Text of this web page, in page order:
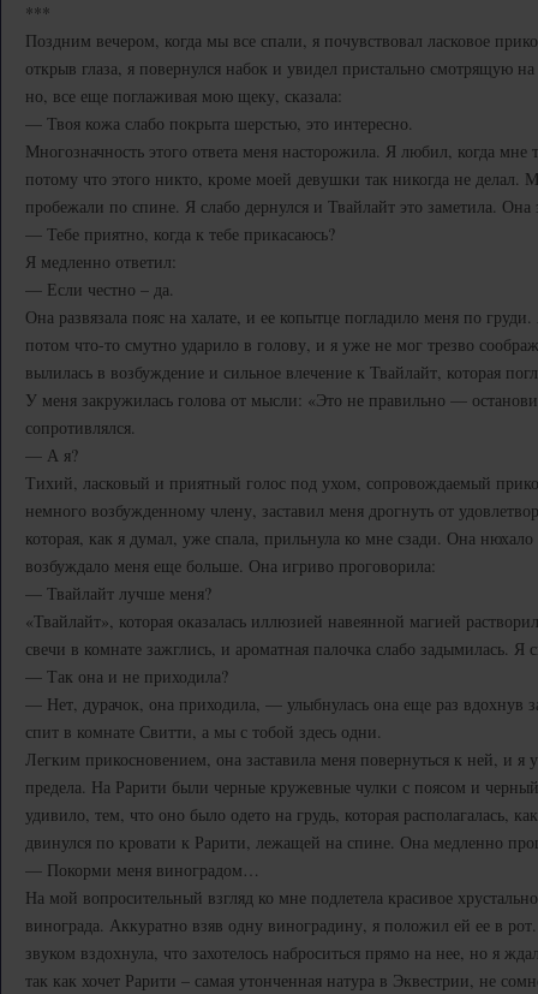
***
Поздним вечером, когда мы все спали, я почувствовал ласковое
открыв глаза, я повернулся набок и увидел пристально смотрящую
но, все еще поглаживая мою щеку, сказала:
— Твоя кожа слабо покрыта шерстью, это интересно.
Многозначность этого ответа меня насторожила. Я любил, когда
потому что этого никто, кроме моей девушки так никогда не делал.
пробежали по спине. Я слабо дернулся и Твайлайт это заметила. Она
— Тебе приятно, когда к тебе прикасаюсь?
Я медленно ответил:
— Если честно – да.
Она развязала пояс на халате, и ее копытце погладило меня по
потом что-то смутно ударило в голову, и я уже не мог трезво
вылилась в возбуждение и сильное влечение к Твайлайт, которая
У меня закружилась голова от мысли: «Это не правильно —
сопротивлялся.
— А я?
Тихий, ласковый и приятный голос под ухом, сопровождаемый
немного возбужденному члену, заставил меня дрогнуть от
которая, как я думал, уже спала, прильнула ко мне сзади. Она
возбуждало меня еще больше. Она игриво проговорила:
— Твайлайт лучше меня?
«Твайлайт», которая оказалась иллюзией навеянной магией
свечи в комнате зажглись, и ароматная палочка слабо задымилась. Я
— Так она и не приходила?
— Нет, дурачок, она приходила, — улыбнулась она еще раз вдохнув
спит в комнате Свитти, а мы с тобой здесь одни.
Легким прикосновением, она заставила меня повернуться к ней, и я
предела. На Рарити были черные кружевные чулки с поясом и
удивило, тем, что оно было одето на грудь, которая располагалась,
двинулся по кровати к Рарити, лежащей на спине. Она медленно
— Покорми меня виноградом…
На мой вопросительный взгляд ко мне подлетела красивое
винограда. Аккуратно взяв одну виноградину, я положил ей ее в
звуком вздохнула, что захотелось наброситься прямо на нее, но я
так как хочет Рарити – самая утонченная натура в Эквестрии, не